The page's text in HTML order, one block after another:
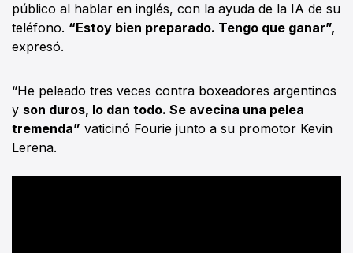
público al hablar en inglés, con la ayuda de la IA de su
teléfono. “Estoy bien preparado. Tengo que ganar”,
expresó.
“He peleado tres veces contra boxeadores argentinos
y son duros, lo dan todo. Se avecina una pelea
tremenda” vaticinó Fourie junto a su promotor Kevin
Lerena.